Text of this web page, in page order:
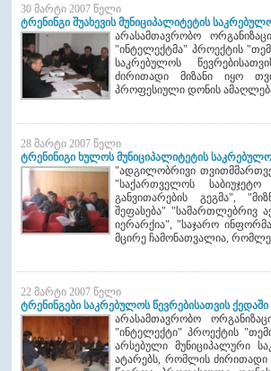
აჭარის რეგიონში პირველი
ამაგ-ი (LAG) - აქტიურ
მოქალაქეთა ადგილობრივი
გაერთიანება ჩამოყალიბდა
თემებში
კრებები
ტრენინგი საკრებულოს
წევრებისათვის
აჭარის
საკრებულოებს
დეკლარაცია“
მაჟორიტარმა კანდიდატებმა
„კარგი მმართველობის
პირველი
კონფერენცია
30 მარტი 2007 წელი
ტრენინგი შუახევის მუნიციპალიტეტის
არასამთავრობო
"ინტელექტმა" პროექტის
საკრებულოს
ძირითადი მიზანი იყო
პროფესიული დონის
28 მარტი 2007 წელი
ტრენინიგი ხულოს მუნიციპალიტეტის
"ადგილობრივი
"საქართველოს
განვითარების გეგმა",
შეფასება" "სამართლებრივ
იერარქია", "საჯარო
მცირე ჩამონათვალია,
22 მარტი 2007 წელი
ტრენინგები საკრებულოს წევრებისათვის ქედაში
არასამთავრობო
"ინტელექტი" პროექტის
არსებული მუნიციპალური
ატარებს, რომლის ძირითადი